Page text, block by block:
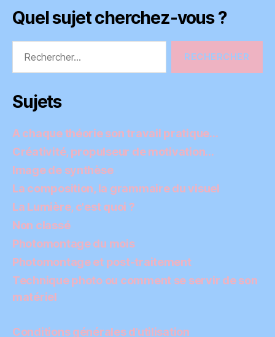
Quel sujet cherchez-vous ?
Sujets
A chaque théorie son travail pratique…
Créativité, propulseur de motivation…
Image de synthèse
La composition, la grammaire du visuel
La Lumière, c'est quoi ?
Non classé
Photomontage du mois
Photomontage et post-traitement
Technique photo ou comment se servir de son
matériel
Conditions générales d’utilisation